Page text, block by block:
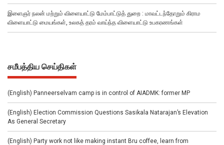
இளைஞர் நலன் மற்றும் விளையாட்டு மேம்பாட்டுத் துறை : மாவட்டந்தோறும் கிராம
விளையாட்டு மையங்கள், உலகத் தரம் வாய்ந்த விளையாட்டு உபகரணங்கள்
சமீபத்திய செய்திகள்
(English) Panneerselvam camp is in control of AIADMK: former MP
(English) Election Commission Questions Sasikala Natarajan’s Elevation
As General Secretary
(English) Party work not like making instant Bru coffee, learn from